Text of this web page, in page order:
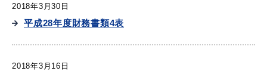
2018年3月30日
平成28年度財務書類4表
2018年3月16日